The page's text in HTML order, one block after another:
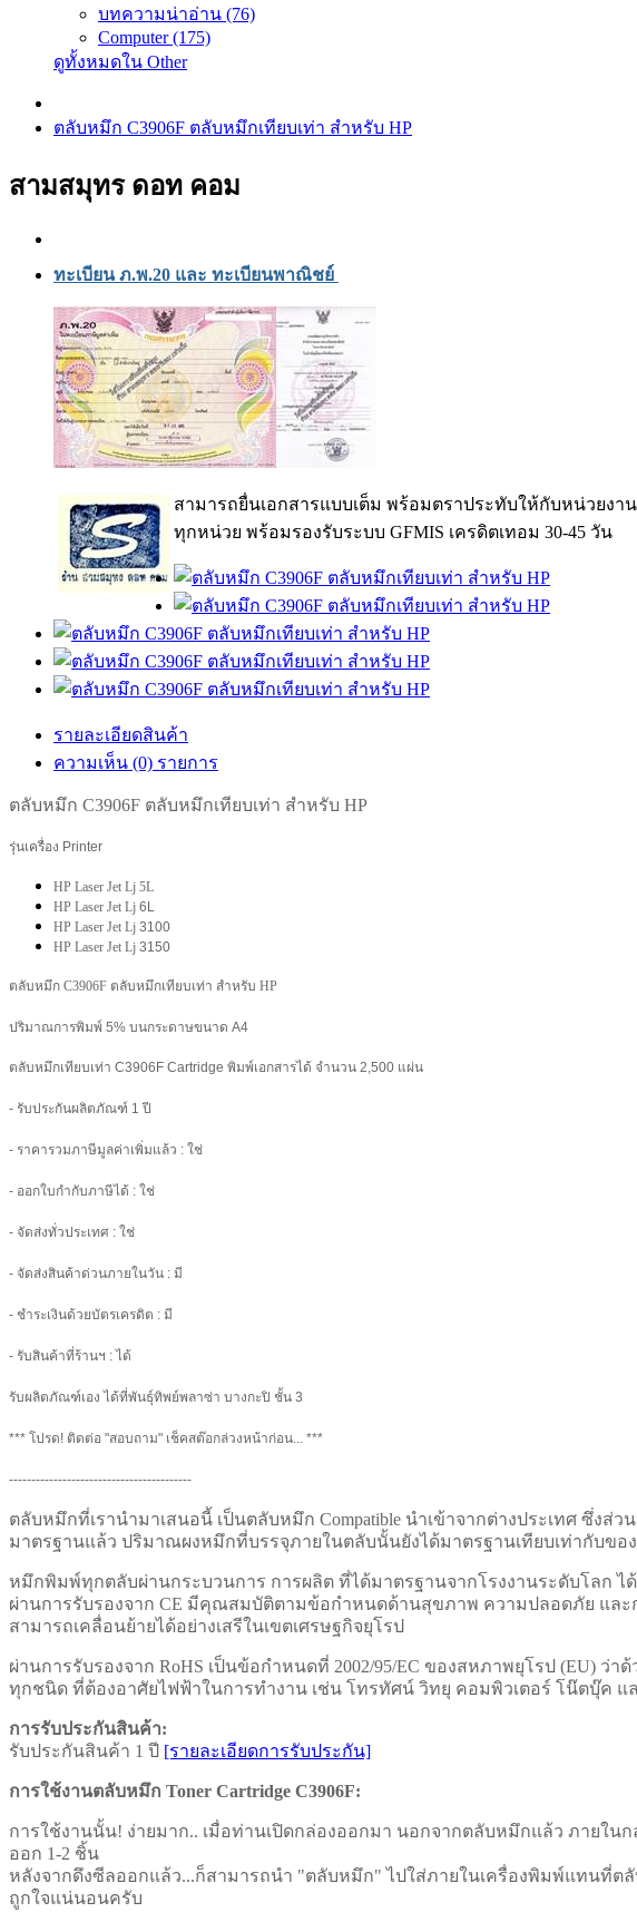
บทความน่าอ่าน (76)
Computer (175)
ดูทั้งหมดใน Other
ตลับหมึก C3906F ตลับหมึกเทียบเท่า สำหรับ HP
สามสมุทร ดอท คอม
ทะเบียน ภ.พ.20 และ ทะเบียนพาณิชย์
สามารถยื่นเอกสารแบบเต็ม พร้อมตราประทับให้กับหน่วยง
ทุกหน่วย พร้อมรองรับระบบ GFMIS เครดิตเทอม 30-45 วัน
รายละเอียดสินค้า
ความเห็น (0) รายการ
ตลับหมึก C3906F ตลับหมึกเทียบเท่า สำหรับ HP
รุ่นเครื่อง Printer
HP Laser Jet Lj 5L
HP Laser Jet Lj 6L
HP Laser Jet Lj 3100
HP Laser Jet Lj 3150
ตลับหมึก C3906F ตลับหมึกเทียบเท่า สำหรับ HP
ปริมาณการพิมพ์ 5% บนกระดาษขนาด A4
ตลับหมึกเทียบเท่า C3906F Cartridge พิมพ์เอกสารได้ จำนวน 2,500 แผ่น
- รับประกันผลิตภัณฑ์ 1 ปี
- ราคารวมภาษีมูลค่าเพิ่มแล้ว : ใช่
- ออกใบกำกับภาษีได้ : ใช่
- จัดส่งทั่วประเทศ : ใช่
- จัดส่งสินค้าด่วนภายในวัน : มี
- ชำระเงินด้วยบัตรเครดิต : มี
- รับสินค้าที่ร้านฯ : ได้
รับผลิตภัณฑ์เอง ได้ที่พันธุ์ทิพย์พลาซ่า บางกะปิ ชั้น 3
*** โปรด! ติดต่อ "สอบถาม" เช็คสต๊อกล่วงหน้าก่อน... ***
-----------------------------------------
ตลับหมึกที่เรานำมาเสนอนี้ เป็นตลับหมึก Compatible นำเข้าจากต่างประเทศ ซึ่
มาตรฐานแล้ว ปริมาณผงหมึกที่บรรจุภายในตลับนั้นยังได้มาตรฐานเทียบเท่ากับขอ
หมึกพิมพ์ทุกตลับผ่านกระบวนการ การผลิต ที่ได้มาตรฐานจากโรงงานระดับโลก ได้ม
ผ่านการรับรองจาก CE มีคุณสมบัติตามข้อกำหนดด้านสุขภาพ ความปลอดภัย แล
สามารถเคลื่อนย้ายได้อย่างเสรีในเขตเศรษฐกิจยุโรป
ผ่านการรับรองจาก RoHS เป็นข้อกำหนดที่ 2002/95/EC ของสหภาพยุโรป (EU)
ทุกชนิด ที่ต้องอาศัยไฟฟ้าในการทำงาน เช่น โทรทัศน์ วิทยุ คอมพิวเตอร์ โน๊ตบุ๊ค
การรับประกันสินค้า:
รับประกันสินค้า 1 ปี [รายละเอียดการรับประกัน]
การใช้งานตลับหมึก Toner Cartridge C3906F:
การใช้งานนั้น! ง่ายมาก.. เมื่อท่านเปิดกล่องออกมา นอกจากตลับหมึกแล้ว ภายใ
ออก 1-2 ชิ้น
หลังจากดึงซีลออกแล้ว...ก็สามารถนำ "ตลับหมึก" ไปใส่ภายในเครื่องพิมพ์แทนที่ต
ถูกใจแน่นอนครับ